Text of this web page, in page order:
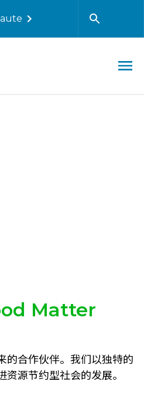
Matter
的合作伙伴。我们以独特的
源节约型社会的发展。